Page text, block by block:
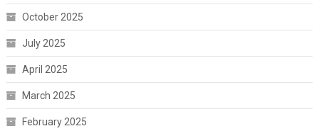
October 2025
July 2025
April 2025
March 2025
February 2025